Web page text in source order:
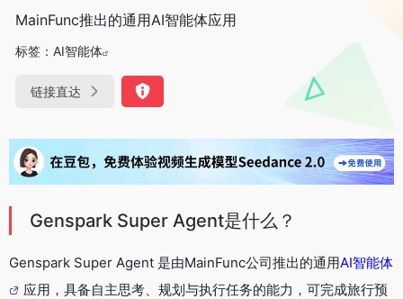
MainFunc推出的通用AI智能体应用
标签： AI智能体
链接直达
Genspark Super Agent是什么？
Genspark Super Agent 是由MainFunc公司推出的通用AI智能体
应用，具备自主思考、规划与执行任务的能力，可完成旅行预